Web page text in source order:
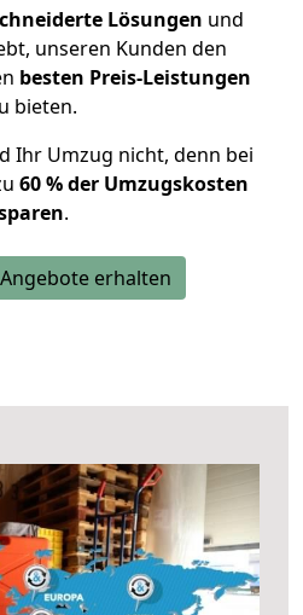
Lösungen und
unseren Kunden den
besten Preis-Leistungen
bieten.
Ihr Umzug nicht, denn bei
60 % der Umzugskosten
.
erhalten